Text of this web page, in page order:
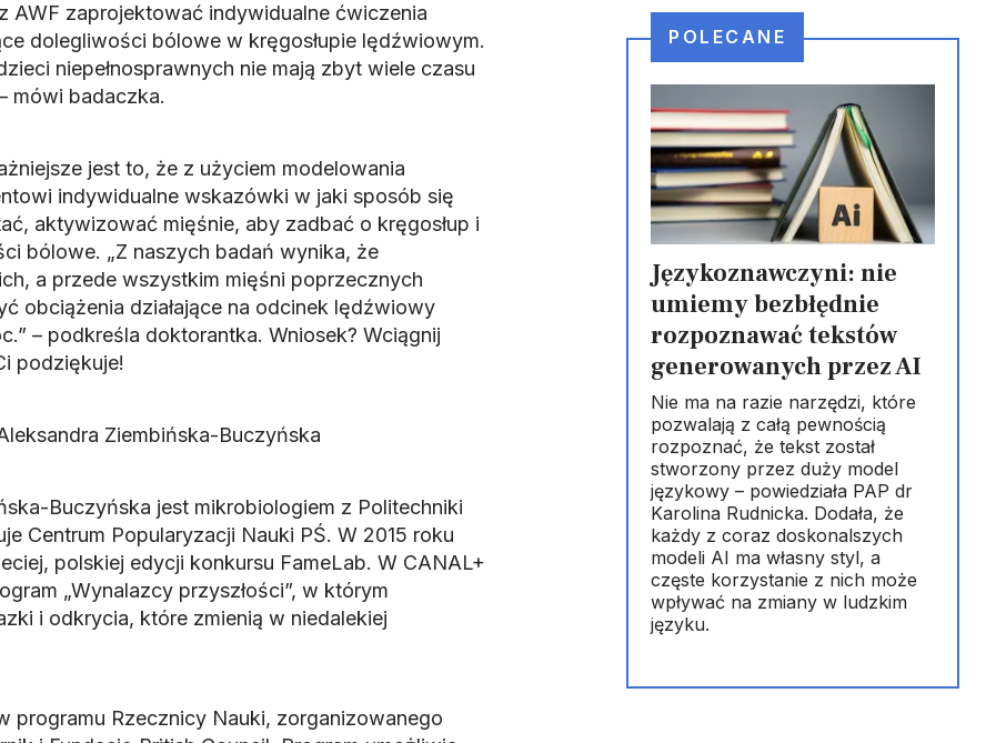
AWF zaprojektować indywidualne ćwiczenia
dolegliwości bólowe w kręgosłupie lędźwiowym.
niepełnosprawnych nie mają zbyt wiele czasu
mówi badaczka.
jest to, że z użyciem modelowania
indywidualne wskazówki w jaki sposób się
aktywizować mięśnie, aby zadbać o kręgosłup i
bólowe. „Z naszych badań wynika, że
a przede wszystkim mięśni poprzecznych
obciążenia działające na odcinek lędźwiowy
– podkreśla doktorantka. Wniosek? Wciągnij
podziękuje!
Ziembińska-Buczyńska
Buczyńska jest mikrobiologiem z Politechniki
Centrum Popularyzacji Nauki PŚ. W 2015 roku
polskiej edycji konkursu FameLab. W CANAL+
„Wynalazcy przyszłości”, w którym
i odkrycia, które zmienią w niedalekiej
programu Rzecznicy Nauki, zorganizowanego
POLECANE
Językoznawczyni: nie
umiemy bezbłędnie
rozpoznawać tekstów
generowanych przez AI
Nie ma na razie narzędzi, które
pozwalają z całą pewnością
rozpoznać, że tekst został
stworzony przez duży model
językowy – powiedziała PAP dr
Karolina Rudnicka. Dodała, że
każdy z coraz doskonalszych
modeli AI ma własny styl, a
częste korzystanie z nich może
wpływać na zmiany w ludzkim
języku.